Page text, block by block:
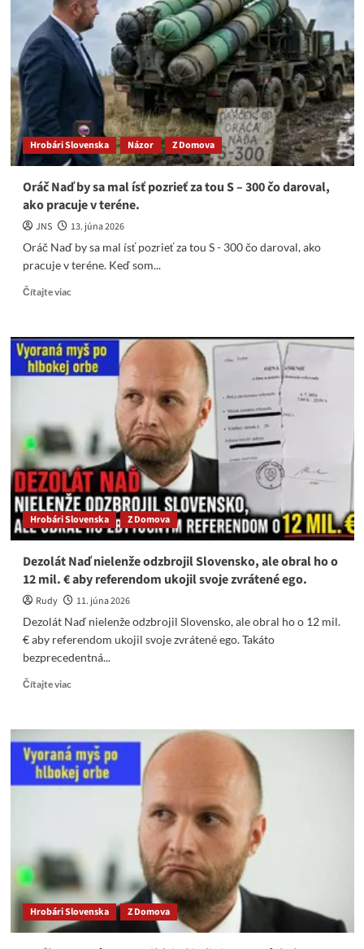
a
odzbrojovateľ
Slovenska.
Prečo
nesedí
Hrobári Slovenska Názor Z Domova
Oráč Naď by sa mal ísť pozrieť za tou S – 300 čo daroval,
ako pracuje v teréne.
JNS
13. júna 2026
Oráč Naď by sa mal ísť pozrieť za tou S - 300 čo daroval, ako
pracuje v teréne. Keď som...
Čítajte viacRead
Oráč
Naď
by
pozrieť
za
tou
S
–
300
čo
daroval,
pracuje
v
teréne.
Hrobári Slovenska Z Domova
Dezolát Naď nielenže odzbrojil Slovensko, ale obral ho o
12 mil. € aby referendom ukojil svoje zvrátené ego.
Rudy
11. júna 2026
Dezolát Naď nielenže odzbrojil Slovensko, ale obral ho o 12 mil.
€ aby referendom ukojil svoje zvrátené ego. Takáto
bezprecedentná...
Čítajte viacRead
Dezolát
Naď
nielenže
odzbrojil
Slovensko,
o
12
mil.
€
aby
referendom
Hrobári Slovenska Z Domova